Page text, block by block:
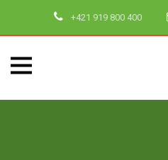
+421 919 800 400